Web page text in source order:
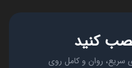
کنید
سریع، روان و کامل روی